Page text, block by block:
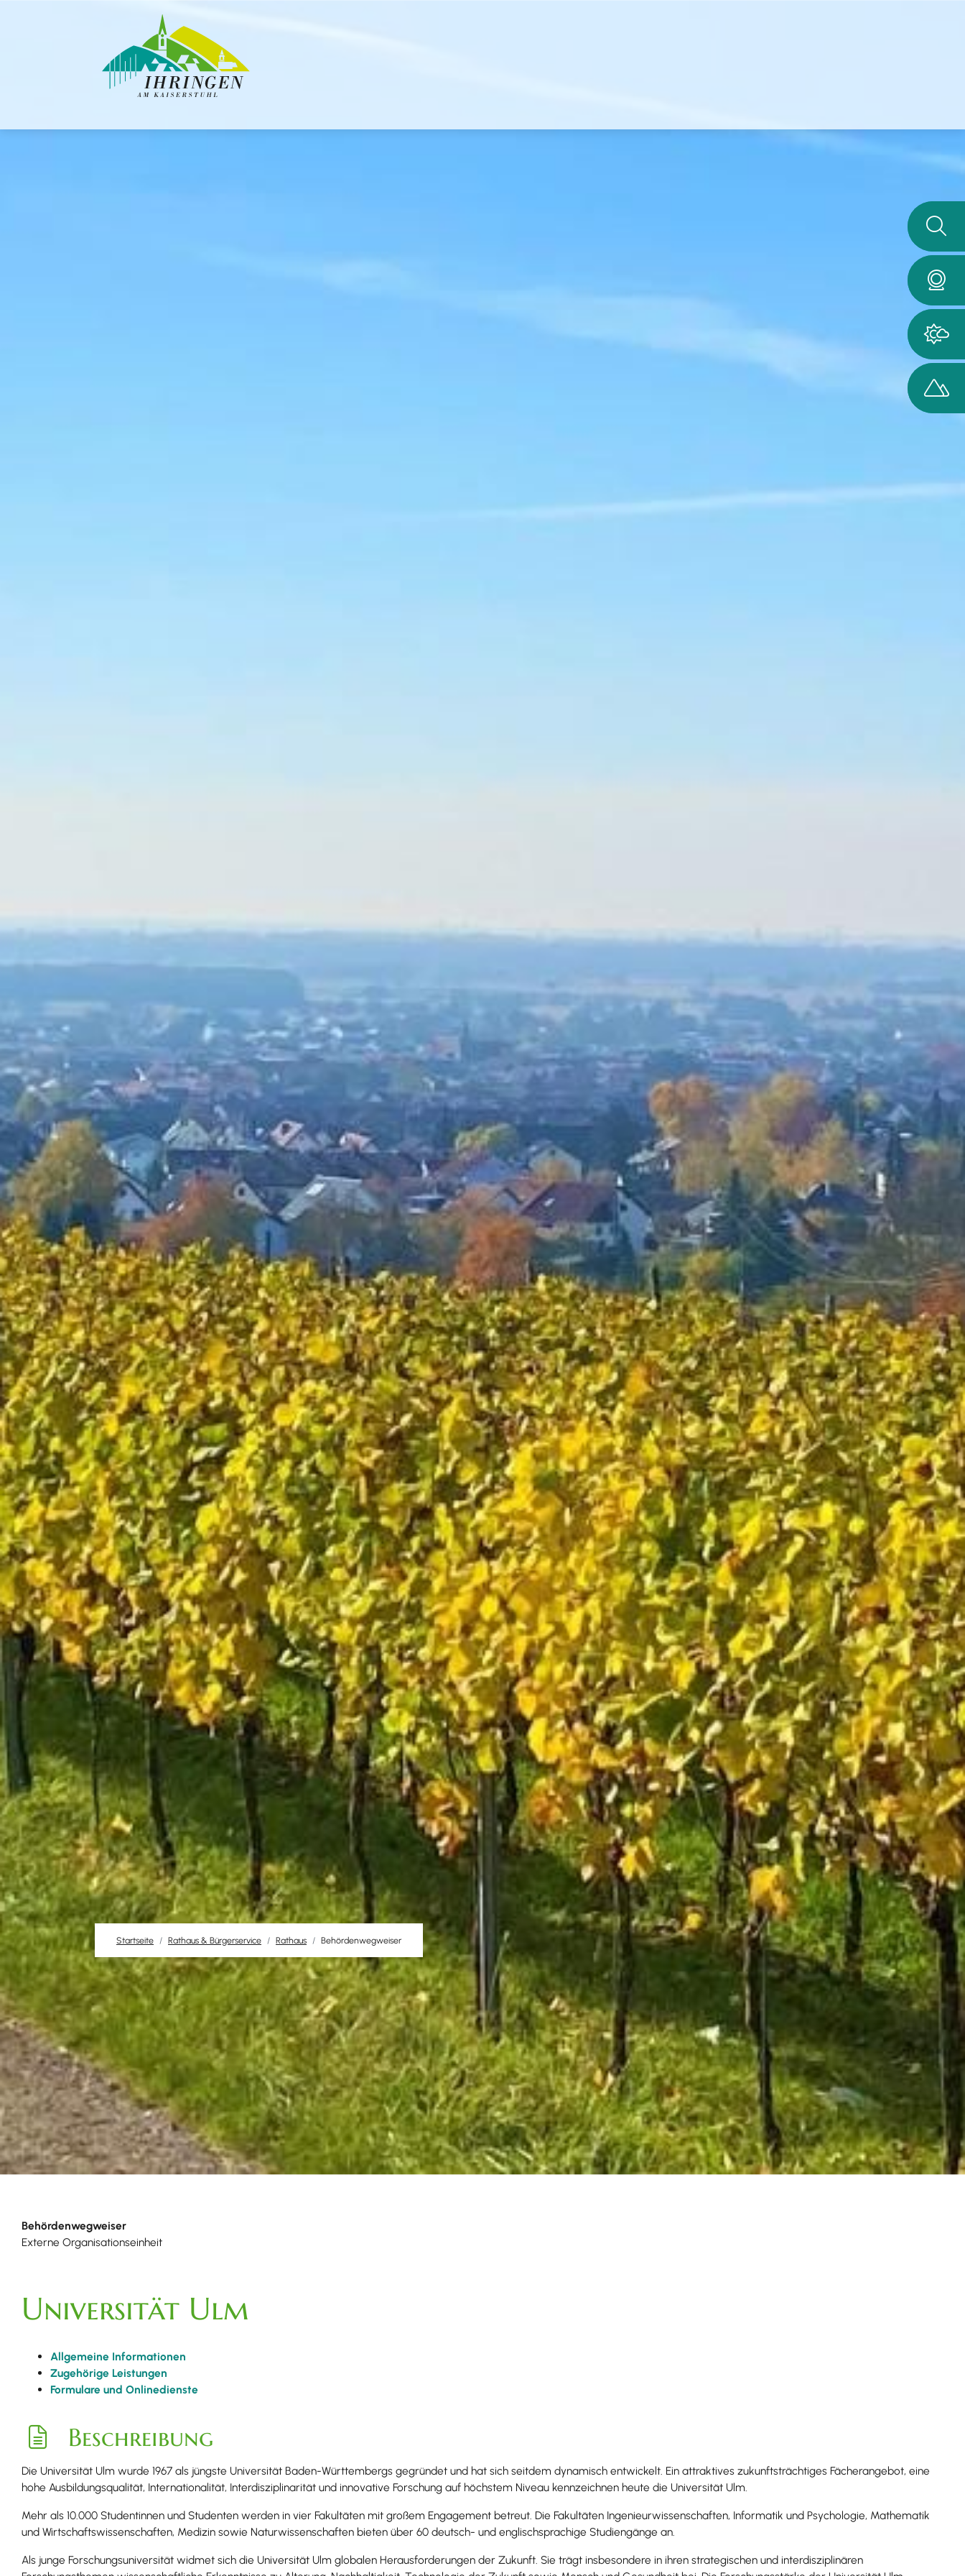
Startseite Rathaus & Bürgerservice Rathaus Behördenwegweiser
Behördenwegweiser
Externe Organisationseinheit
Universität Ulm
Allgemeine Informationen
Zugehörige Leistungen
Formulare und Onlinedienste
Beschreibung
Die Universität Ulm wurde 1967 als jüngste Universität Baden-Württembergs gegründet und hat sich seitdem dynamisch entwickelt. Ein attraktives zukunftsträchtiges Fächerangebot, eine
hohe Ausbildungsqualität, Internationalität, Interdisziplinarität und innovative Forschung auf höchstem Niveau kennzeichnen heute die Universität Ulm.
Mehr als 10.000 Studentinnen und Studenten werden in vier Fakultäten mit großem Engagement betreut. Die Fakultäten Ingenieurwissenschaften, Informatik und Psychologie, Mathematik
und Wirtschaftswissenschaften, Medizin sowie Naturwissenschaften bieten über 60 deutsch- und englischsprachige Studiengänge an.
Als junge Forschungsuniversität widmet sich die Universität Ulm globalen Herausforderungen der Zukunft. Sie trägt insbesondere in ihren strategischen und interdisziplinären